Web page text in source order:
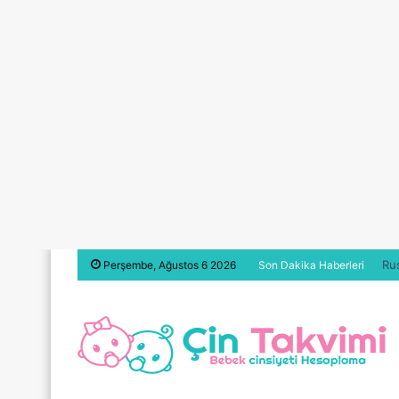
Perşembe, Ağustos 6 2026 Son Dakika Haberleri